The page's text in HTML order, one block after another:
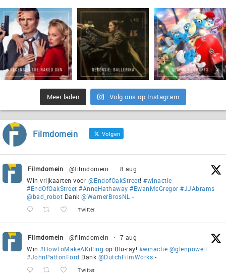
Meer laden Volg ons op Instagram
Filmdomein Volgen
Filmdomein @filmdomein ·
8 aug
Win vrijkaarten voor @EndofOakStreet! #winactie
#EndOfOakStreet #AnneHathaway #EwanMcGregor #JJAbrams
@bad_robot Dank @WarnerBrosNL -
Twitter
Filmdomein @filmdomein ·
7 aug
Win #HowToMakeAKilling op Blu-ray! #winactie @glenpowell
#JohnPattonFord Dank @DutchFilmWorks -
Twitter